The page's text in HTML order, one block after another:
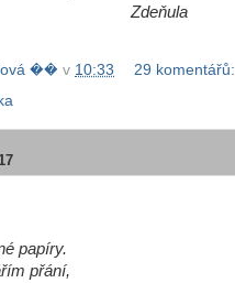
Zdeňula
�� v 10:33
29 komentářů:
papíry.
přání,